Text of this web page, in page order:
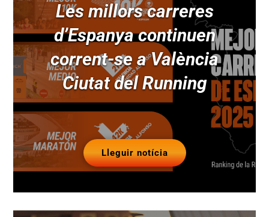
Les millors carreres
d’Espanya continuen
corrent-se a València
Ciutat del Running
Lleguir notícia